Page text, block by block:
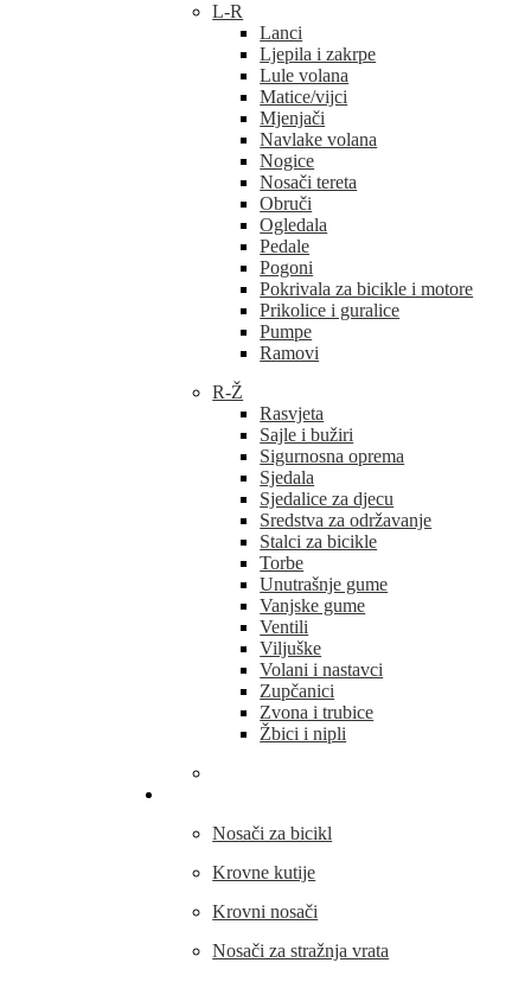
L-R
Lanci
Ljepila i zakrpe
Lule volana
Matice/vijci
Mjenjači
Navlake volana
Nogice
Nosači tereta
Obruči
Ogledala
Pedale
Pogoni
Pokrivala za bicikle i motore
Prikolice i guralice
Pumpe
Ramovi
R-Ž
Rasvjeta
Sajle i bužiri
Sigurnosna oprema
Sjedala
Sjedalice za djecu
Sredstva za održavanje
Stalci za bicikle
Torbe
Unutrašnje gume
Vanjske gume
Ventili
Viljuške
Volani i nastavci
Zupčanici
Zvona i trubice
Žbici i nipli
Nosači za bicikl
Krovne kutije
Krovni nosači
Nosači za stražnja vrata